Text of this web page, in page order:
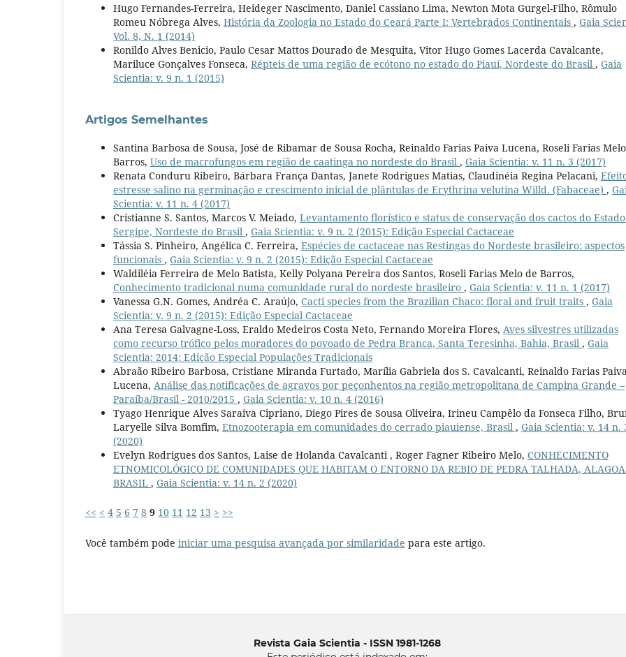
Hugo Fernandes-Ferreira, Heideger Nascimento, Daniel Cassiano Lima, Newton Mota Gurgel-Filho, Rômulo
Romeu Nóbrega Alves, História da Zoologia no Estado do Ceará Parte I: Vertebrados Continentais , Gaia
Vol. 8, N. 1 (2014)
Ronildo Alves Benicio, Paulo Cesar Mattos Dourado de Mesquita, Vitor Hugo Gomes Lacerda Cavalcante,
Mariluce Gonçalves Fonseca, Répteis de uma região de ecótono no estado do Piauí, Nordeste do Brasil , Gaia
Scientia: v. 9 n. 1 (2015)
Artigos Semelhantes
Santina Barbosa de Sousa, José de Ribamar de Sousa Rocha, Reinaldo Farias Paiva Lucena, Roseli Farias
Barros, Uso de macrofungos em região de caatinga no nordeste do Brasil , Gaia Scientia: v. 11 n. 3 (2017)
Renata Conduru Ribeiro, Bárbara França Dantas, Janete Rodrigues Matias, Claudinéia Regina Pelacani,
estresse salino na germinação e crescimento inicial de plântulas de Erythrina velutina Willd. (Fabaceae) ,
Scientia: v. 11 n. 4 (2017)
Cristianne S. Santos, Marcos V. Meiado, Levantamento florístico e status de conservação dos cactos do
Sergipe, Nordeste do Brasil , Gaia Scientia: v. 9 n. 2 (2015): Edição Especial Cactaceae
Tássia S. Pinheiro, Angélica C. Ferreira, Espécies de cactaceae nas Restingas do Nordeste brasileiro: aspectos
funcionais , Gaia Scientia: v. 9 n. 2 (2015): Edição Especial Cactaceae
Waldiléia Ferreira de Melo Batista, Kelly Polyana Pereira dos Santos, Roseli Farias Melo de Barros,
Conhecimento tradicional numa comunidade rural do nordeste brasileiro , Gaia Scientia: v. 11 n. 1 (2017)
Vanessa G.N. Gomes, Andréa C. Araújo, Cacti species from the Brazilian Chaco: floral and fruit traits , Gaia
Scientia: v. 9 n. 2 (2015): Edição Especial Cactaceae
Ana Teresa Galvagne-Loss, Eraldo Medeiros Costa Neto, Fernando Moreira Flores, Aves silvestres utilizadas
como recurso trófico pelos moradores do povoado de Pedra Branca, Santa Teresinha, Bahia, Brasil , Gaia
Scientia: 2014: Edição Especial Populações Tradicionais
Abraão Ribeiro Barbosa, Cristiane Miranda Furtado, Marília Gabriela dos S. Cavalcanti, Reinaldo Farias
Lucena, Análise das notificações de agravos por peçonhentos na região metropolitana de Campina Grande –
Paraíba/Brasil - 2010/2015 , Gaia Scientia: v. 10 n. 4 (2016)
Tyago Henrique Alves Saraiva Cipriano, Diego Pires de Sousa Oliveira, Irineu Campêlo da Fonseca Filho,
Laryelle Silva Bomfim, Etnozooterapia em comunidades do cerrado piauiense, Brasil , Gaia Scientia: v. 14 n.
(2020)
Evelyn Rodrigues dos Santos, Laise de Holanda Cavalcanti , Roger Fagner Ribeiro Melo, CONHECIMENTO
ETNOMICOLÓGICO DE COMUNIDADES QUE HABITAM O ENTORNO DA REBIO DE PEDRA TALHADA,
BRASIL , Gaia Scientia: v. 14 n. 2 (2020)
<< < 4 5 6 7 8 9 10 11 12 13 > >>
Você também pode iniciar uma pesquisa avançada por similaridade para este artigo.
Revista Gaia Scientia - ISSN 1981-1268